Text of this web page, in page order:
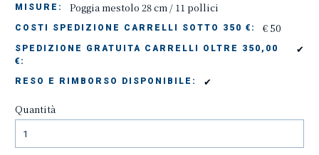
MISURE: Poggia mestolo 28 cm / 11 pollici
COSTI SPEDIZIONE CARRELLI SOTTO 350 €: € 50
SPEDIZIONE GRATUITA CARRELLI OLTRE 350,00
€:
✔
RESO E RIMBORSO DISPONIBILE: ✔
Quantità